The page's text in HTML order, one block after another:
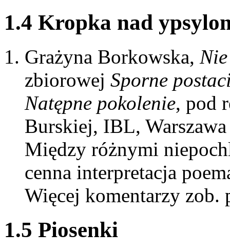
1.4 Kropka nad
Grażyna Borkowska,
zbiorowej Sporne
Natępne pokolenie, pod
Burskiej, IBL,
Między różnymi
cenna interpretacja
Więcej komentarzy zob.
1.5 Piosenki